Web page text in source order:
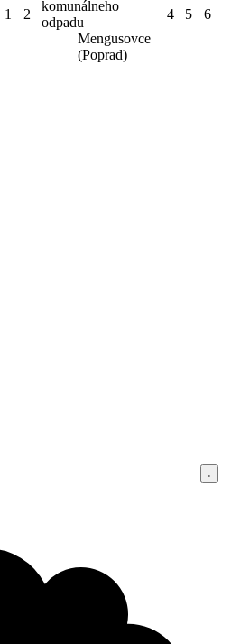
1 2
komunálneho
odpadu
Mengusovce
(Poprad)
4 5 6